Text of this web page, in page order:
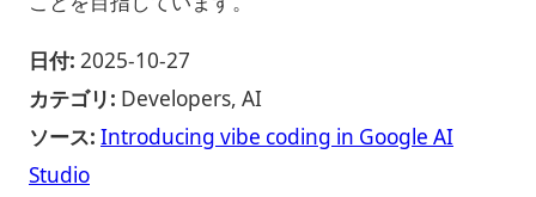
日付: 2025-10-27
カテゴリ: Developers, AI
ソース: Introducing vibe coding in Google AI
Studio